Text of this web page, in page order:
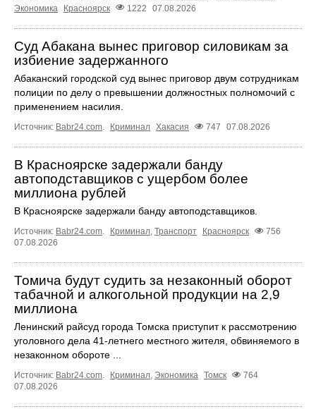
Экономика
Красноярск 1222 07.08.2026
Суд Абакана вынес приговор силовикам за
избиение задержанного
Абаканский городской суд вынес приговор двум сотрудникам
полиции по делу о превышении должностных полномочий с
применением насилия.
Источник: Babr24.com Криминал Хакасия 747 07.08.2026
В Красноярске задержали банду
автоподставщиков с ущербом более
миллиона рублей
В Красноярске задержали банду автоподставщиков.
Источник: Babr24.com. Криминал, Транспорт Красноярск
756
07.08.2026
Томича будут судить за незаконный оборот
табачной и алкогольной продукции на 2,9
миллиона
Ленинский райсуд города Томска приступит к рассмотрению
уголовного дела 41-летнего местного жителя, обвиняемого в
незаконном обороте ...
Источник: Babr24.com. Криминал, Экономика Томск
764
07.08.2026